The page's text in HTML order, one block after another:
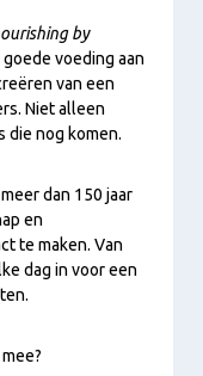
by
voeding aan
van een
Niet alleen
die nog komen.
dan 150 jaar
en
te maken. Van
dag in voor een